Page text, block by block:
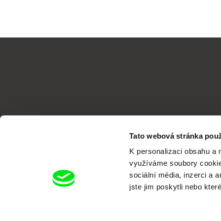
Tato webová stránka
K personalizaci obsahu
využíváme soubory
sociální média, inzerci a
jste jim poskytli nebo